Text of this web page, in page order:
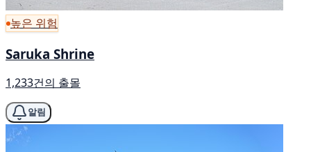
높은 위험
Saruka Shrine
1,233건의 출몰
알림